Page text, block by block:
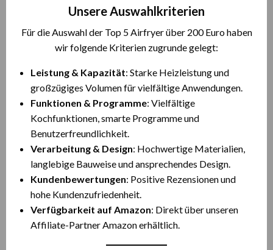
Unsere Auswahlkriterien
Für die Auswahl der Top 5 Airfryer über 200 Euro haben
wir folgende Kriterien zugrunde gelegt:
Leistung & Kapazität: Starke Heizleistung und
großzügiges Volumen für vielfältige Anwendungen.
Funktionen & Programme: Vielfältige
Kochfunktionen, smarte Programme und
Benutzerfreundlichkeit.
Verarbeitung & Design: Hochwertige Materialien,
langlebige Bauweise und ansprechendes Design.
Kundenbewertungen: Positive Rezensionen und
hohe Kundenzufriedenheit.
Verfügbarkeit auf Amazon: Direkt über unseren
Affiliate-Partner Amazon erhältlich.